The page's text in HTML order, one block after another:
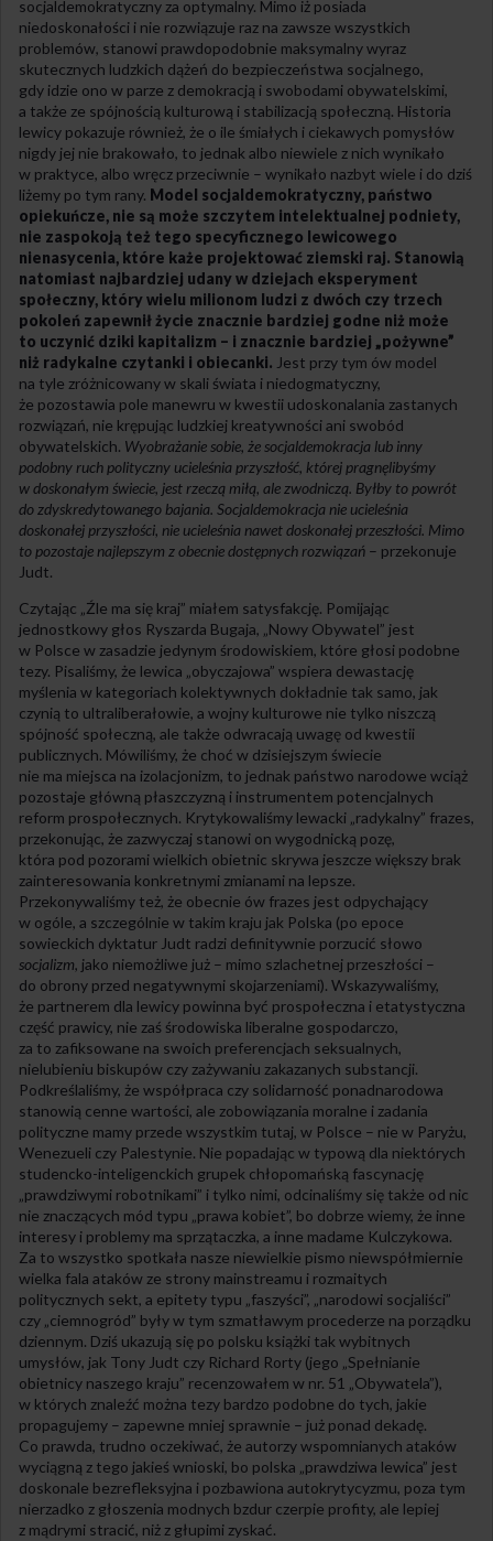
socjaldemokratyczny za optymalny. Mimo iż posiada
niedoskonałości i nie rozwiązuje raz na zawsze wszystkich
problemów, stanowi prawdopodobnie maksymalny wyraz
skutecznych ludzkich dążeń do bezpieczeństwa socjalnego,
gdy idzie ono w parze z demokracją i swobodami obywatelskimi,
a także ze spójnością kulturową i stabilizacją społeczną. Historia
lewicy pokazuje również, że o ile śmiałych i ciekawych pomysłów
nigdy jej nie brakowało, to jednak albo niewiele z nich wynikało
w praktyce, albo wręcz przeciwnie – wynikało nazbyt wiele i do dziś
liżemy po tym rany. Model socjaldemokratyczny, państwo
opiekuńcze, nie są może szczytem intelektualnej podniety,
nie zaspokoją też tego specyficznego lewicowego
nienasycenia, które każe projektować ziemski raj. Stanowią
natomiast najbardziej udany w dziejach eksperyment
społeczny, który wielu milionom ludzi z dwóch czy trzech
pokoleń zapewnił życie znacznie bardziej godne niż może
to uczynić dziki kapitalizm – i znacznie bardziej „pożywne”
niż radykalne czytanki i obiecanki. Jest przy tym ów model
na tyle zróżnicowany w skali świata i niedogmatyczny,
że pozostawia pole manewru w kwestii udoskonalania zastanych
rozwiązań, nie krępując ludzkiej kreatywności ani swobód
obywatelskich. Wyobrażanie sobie, że socjaldemokracja lub inny
podobny ruch polityczny ucieleśnia przyszłość, której pragnęlibyśmy
w doskonałym świecie, jest rzeczą miłą, ale zwodniczą. Byłby to powrót
do zdyskredytowanego bajania. Socjaldemokracja nie ucieleśnia
doskonałej przyszłości, nie ucieleśnia nawet doskonałej przeszłości. Mimo
to pozostaje najlepszym z obecnie dostępnych rozwiązań – przekonuje
Judt.
Czytając „Źle ma się kraj” miałem satysfakcję. Pomijając
jednostkowy głos Ryszarda Bugaja, „Nowy Obywatel” jest
w Polsce w zasadzie jedynym środowiskiem, które głosi podobne
tezy. Pisaliśmy, że lewica „obyczajowa” wspiera dewastację
myślenia w kategoriach kolektywnych dokładnie tak samo, jak
czynią to ultraliberałowie, a wojny kulturowe nie tylko niszczą
spójność społeczną, ale także odwracają uwagę od kwestii
publicznych. Mówiliśmy, że choć w dzisiejszym świecie
nie ma miejsca na izolacjonizm, to jednak państwo narodowe wciąż
pozostaje główną płaszczyzną i instrumentem potencjalnych
reform prospołecznych. Krytykowaliśmy lewacki „radykalny” frazes,
przekonując, że zazwyczaj stanowi on wygodnicką pozę,
która pod pozorami wielkich obietnic skrywa jeszcze większy brak
zainteresowania konkretnymi zmianami na lepsze.
Przekonywaliśmy też, że obecnie ów frazes jest odpychający
w ogóle, a szczególnie w takim kraju jak Polska (po epoce
sowieckich dyktatur Judt radzi definitywnie porzucić słowo
socjalizm, jako niemożliwe już – mimo szlachetnej przeszłości –
do obrony przed negatywnymi skojarzeniami). Wskazywaliśmy,
że partnerem dla lewicy powinna być prospołeczna i etatystyczna
część prawicy, nie zaś środowiska liberalne gospodarczo,
za to zafiksowane na swoich preferencjach seksualnych,
nielubieniu biskupów czy zażywaniu zakazanych substancji.
Podkreślaliśmy, że współpraca czy solidarność ponadnarodowa
stanowią cenne wartości, ale zobowiązania moralne i zadania
polityczne mamy przede wszystkim tutaj, w Polsce – nie w Paryżu,
Wenezueli czy Palestynie. Nie popadając w typową dla niektórych
studencko-inteligenckich grupek chłopomańską fascynację
„prawdziwymi robotnikami” i tylko nimi, odcinaliśmy się także od nic
nie znaczących mód typu „prawa kobiet”, bo dobrze wiemy, że inne
interesy i problemy ma sprzątaczka, a inne madame Kulczykowa.
Za to wszystko spotkała nasze niewielkie pismo niewspółmiernie
wielka fala ataków ze strony mainstreamu i rozmaitych
politycznych sekt, a epitety typu „faszyści”, „narodowi socjaliści”
czy „ciemnogród” były w tym szmatławym procederze na porządku
dziennym. Dziś ukazują się po polsku książki tak wybitnych
umysłów, jak Tony Judt czy Richard Rorty (jego „Spełnianie
obietnicy naszego kraju” recenzowałem w nr. 51 „Obywatela”),
w których znaleźć można tezy bardzo podobne do tych, jakie
propagujemy – zapewne mniej sprawnie – już ponad dekadę.
Co prawda, trudno oczekiwać, że autorzy wspomnianych ataków
wyciągną z tego jakieś wnioski, bo polska „prawdziwa lewica” jest
doskonale bezrefleksyjna i pozbawiona autokrytycyzmu, poza tym
nierzadko z głoszenia modnych bzdur czerpie profity, ale lepiej
z mądrymi stracić, niż z głupimi zyskać.